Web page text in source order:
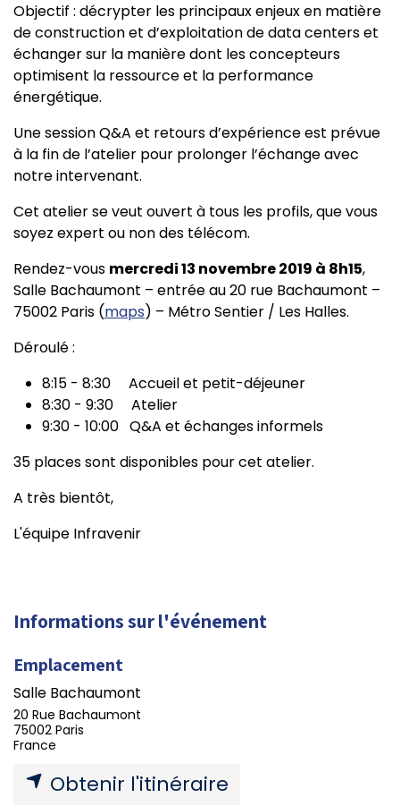
Objectif : décrypter les principaux enjeux en matière
de construction et d’exploitation de data centers et
échanger sur la manière dont les concepteurs
optimisent la ressource et la performance
énergétique.
Une session Q&A et retours d’expérience est prévue
à la fin de l’atelier pour prolonger l’échange avec
notre intervenant.
Cet atelier se veut ouvert à tous les profils, que vous
soyez expert ou non des télécom.
Rendez-vous mercredi 13 novembre 2019 à 8h15,
Salle Bachaumont – entrée au 20 rue Bachaumont –
75002 Paris (maps) – Métro Sentier / Les Halles.
Déroulé :
8:15 - 8:30 Accueil et petit-déjeuner
8:30 - 9:30 Atelier
9:30 - 10:00 Q&A et échanges informels
35 places sont disponibles pour cet atelier.
A très bientôt,
L'équipe Infravenir
Informations sur l'événement
Emplacement
Salle Bachaumont
20 Rue Bachaumont
75002 Paris
France
Obtenir l'itinéraire